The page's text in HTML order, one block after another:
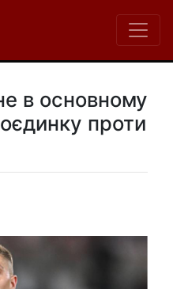
в основному
проти